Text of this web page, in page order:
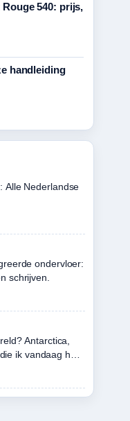
540: prijs,
handleiding
Alle Nederlandse
ondervloer:
schrijven.
Antarctica,
ik vandaag heb